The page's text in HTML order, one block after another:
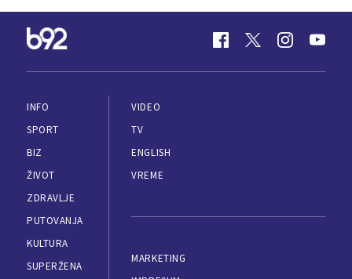
INFO
SPORT
BIZ
ŽIVOT
ZDRAVLJE
PUTOVANJA
KULTURA
SUPERŽENA
VIDEO
TV
ENGLISH
VREME
MARKETING